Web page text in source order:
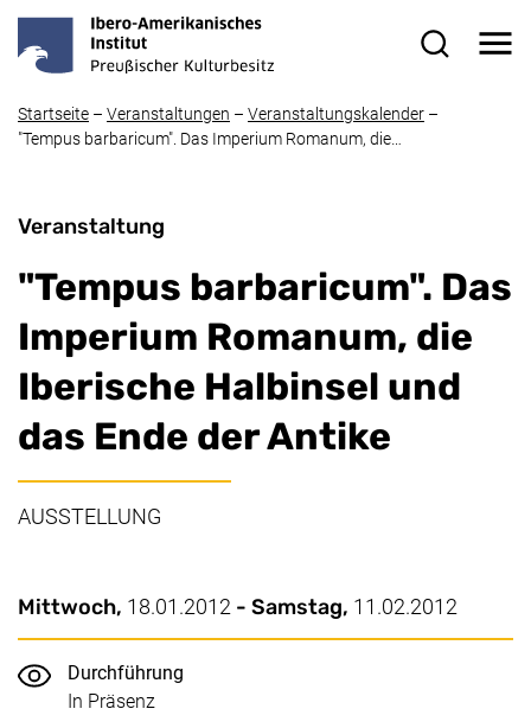
Startseite – Veranstaltungen – Veranstaltungskalender –
"Tempus barbaricum". Das Imperium Romanum, die…
Veranstaltung
"Tempus barbaricum". Das
Imperium Romanum, die
Iberische Halbinsel und
das Ende der Antike
AUSSTELLUNG
Wichtige Details
Datum / Dauer:
Mittwoch, 18.01.2012 - Samstag, 11.02.2012
Durchführung
In Präsenz